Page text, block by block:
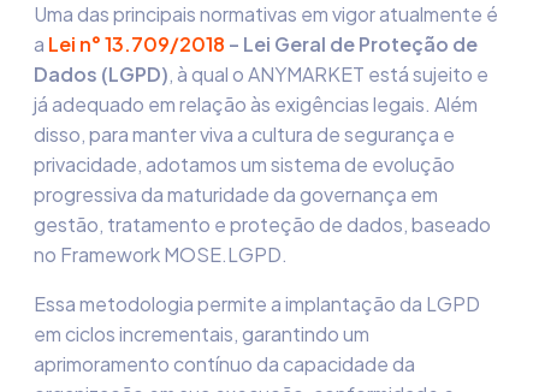
Uma das principais normativas em vigor atualmente é
a Lei n° 13.709/2018 – Lei Geral de Proteção de
Dados (LGPD), à qual o ANYMARKET está sujeito e
já adequado em relação às exigências legais. Além
disso, para manter viva a cultura de segurança e
privacidade, adotamos um sistema de evolução
progressiva da maturidade da governança em
gestão, tratamento e proteção de dados, baseado
no Framework MOSE.LGPD.
Essa metodologia permite a implantação da LGPD
em ciclos incrementais, garantindo um
aprimoramento contínuo da capacidade da